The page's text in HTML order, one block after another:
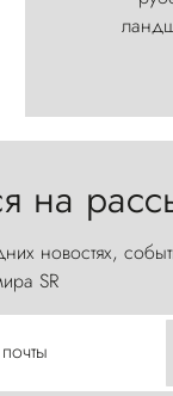
на
новостях,
SR